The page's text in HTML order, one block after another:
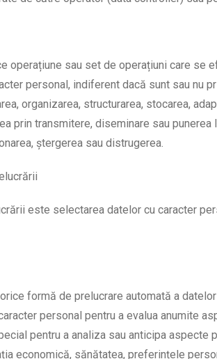
operațiune sau set de operațiuni care se
personal, indiferent dacă sunt sau nu
organizarea, structurarea, stocarea,
prin transmitere, diseminare sau
ștergerea sau distrugerea.
este selectarea datelor cu caracter
formă de prelucrare automată a
personal pentru a evalua anumite
pentru a analiza sau anticipa aspecte
economică, sănătatea, preferințele